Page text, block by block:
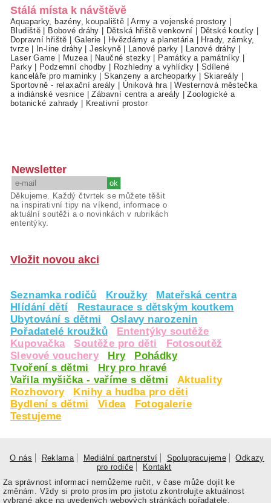
Stálá místa k návštěvě
Aquaparky, bazény, koupaliště |Army a vojenské prostory
Bludiště
Bobové dráhy Dětská hřiště venkovní Dětské koutky
Dopravní hřiště
Galerie Hvězdárny a planetária|
Hrady, zámky,
tvrze| In-line dráhy |Jeskyně| Lanové parky Lanové dráhy
Laser Game
Muzea| Naučné stezky Památky a památníky
Parky| Podzemní chodby Rozhledny a vyhlídky
Sdílené
kanceláře pro maminky |Skanzeny a archeoparky Skiareály
Sportovně - relaxační areály
Úniková hra|Westernová městečka
a indiánské vesnice |Zábavní centra a areály |Zoologické a
botanické zahrady
Kreativní prostor
Newsletter
Děkujeme. Každý čtvrtek se můžete těšit
na inspirativní tipy na víkend, informace o
aktuální soutěži a o novinkách v rubrikách
ententýky.
Vložit novou akci
Seznamka rodičů Kroužky
Mateřská centra
Hlídání dětí
Restaurace s dětským koutkem
Ubytování s dětmi
Oslavy narozenin
Pořadatelé kroužků
Ententýky soutěže
Kupovačka
Soutěže pro děti
Fotosoutěž
Slevové vouchery
Hry
Pohádky
Tvoření s dětmi
Hry pro hravé
Vařila myšička - vaříme s dětmi
Aktuality
Rozhovory
Knihy a hudba pro děti
Bydlení s dětmi
Videa
Fotogalerie
Testujeme
O nás Reklama Mediální partnerství Spolupracujeme
Odkazy
pro rodiče
Kontakt
Za správnost informací nemůžeme ručit, v čase může dojít ke
změnám. Vždy si proto prosím pro jistotu zkontrolujte aktuálnost
vybrané akce na uvedených webových stránkách pořadatele.